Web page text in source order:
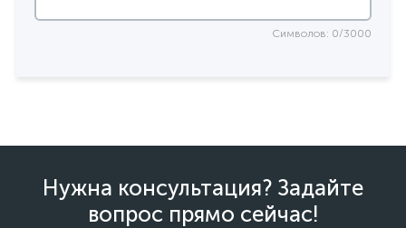
Символов: 0/3000
Нужна консультация? Задайте
вопрос прямо сейчас!